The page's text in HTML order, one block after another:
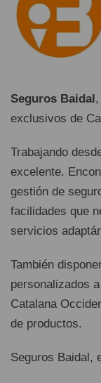
Seguros Baidal
exclusivos de
Trabajando
excelente.
gestión de
facilidades que
servicios
También
personalizados
Catalana
de productos.
Seguros Baidal,